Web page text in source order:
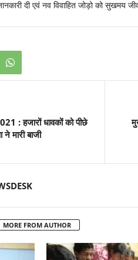
दी एवं नव विवाहित जोड़ो को सुखमय
: हजारों धावकों को पीछे
मारी बाजी
MORE FROM AUTHOR